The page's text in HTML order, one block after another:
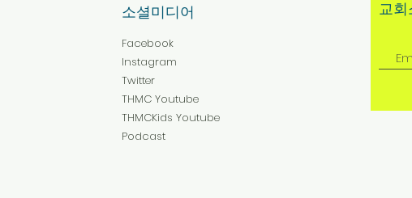
​소셜미디어
Facebook
Instagram
Twitter
THMC Youtube
THMCKids Youtube
Podcast
교회